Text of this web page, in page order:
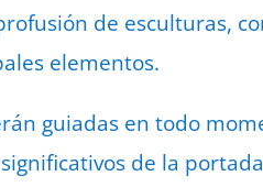
de esculturas,
elementos.
guiadas en todo
de la